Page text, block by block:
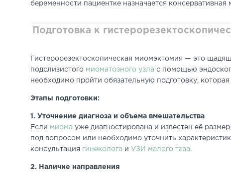
беременности пациентке назначается консервативная
Подготовка к
Гистерорезектоскопическая миомэктомия — это
подслизистого миоматозного узла с помощью
необходимо пройти обязательную подготовку,
Этапы подготовки:
1. Уточнение диагноза и объема вмешательства
Если миома уже диагностирована и известен её
под вопросом или необходимо уточнить
консультация гинеколога и УЗИ малого таза.
2. Наличие направления